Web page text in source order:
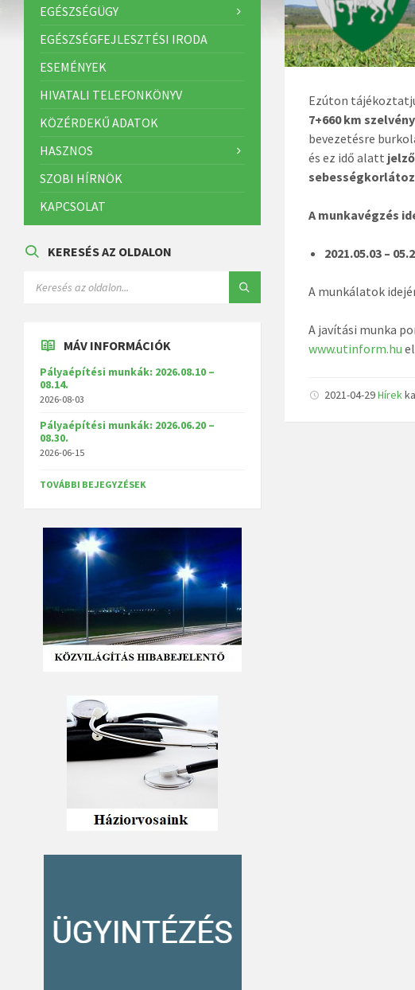
Ezúton
7+660 km
bevezetésre
és ez idő alatt
A munkavégzés
2021.05.03 –
A munkálatok
A javítási munka
www.utinform.hu
2021-04-29Hírek
EGÉSZSÉGÜGY
EGÉSZSÉGFEJLESZTÉSI IRODA
ESEMÉNYEK
HIVATALI TELEFONKÖNYV
KÖZÉRDEKŰ ADATOK
HASZNOS
SZOBI HÍRNÖK
KAPCSOLAT
KERESÉS AZ OLDALON
MÁV INFORMÁCIÓK
Pályaépítési munkák: 2026.08.10 –
08.14.
2026-08-03
Pályaépítési munkák: 2026.06.20 –
08.30.
2026-06-15
TOVÁBBI BEJEGYZÉSEK